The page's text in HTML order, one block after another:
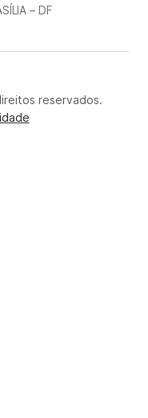
– DF
reservados.